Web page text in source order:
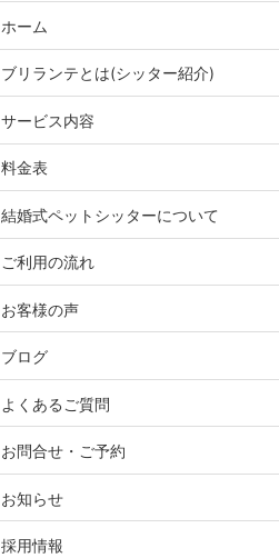
ホーム
ブリランテとは(シッター紹介)
サービス内容
料金表
結婚式ペットシッターについて
ご利用の流れ
お客様の声
ブログ
よくあるご質問
お問合せ・ご予約
お知らせ
採用情報